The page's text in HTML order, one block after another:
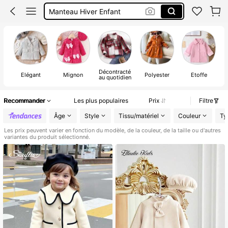
Manteau Fille Hivers
Manteau Hivers Fille
Élégant Mignon Décontracté
au quotidien Polyester Étoffe
Recommander Les plus populaires Prix
Filtre
Âge
Style Tissu/matériel Couleur
Les prix peuvent varier en fonction du modèle, de la couleur, de la taille ou d'autres
variantes du produit sélectionné.